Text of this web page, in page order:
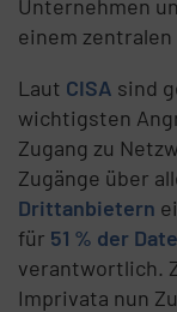
Unternehmen
einem
Laut CISA sind
wichtigsten
Zugang zu
Zugänge über
Drittanbietern
für 51 % der
verantwortlich.
Imprivata nun